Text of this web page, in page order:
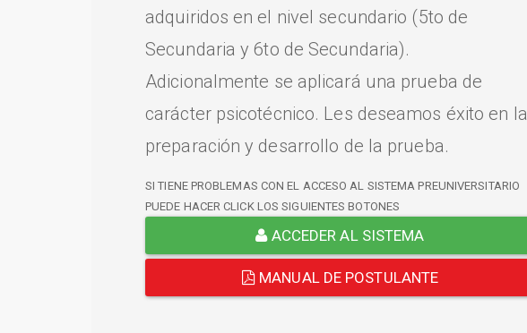
adquiridos en el nivel secundario (5to de
Secundaria y 6to de Secundaria).
Adicionalmente se aplicará una prueba de
carácter psicotécnico. Les deseamos éxito en la
preparación y desarrollo de la prueba.
SI TIENE PROBLEMAS CON EL ACCESO AL SISTEMA PREUNIVERSITARIO
PUEDE HACER CLICK LOS SIGUIENTES BOTONES
ACCEDER AL SISTEMA
MANUAL DE POSTULANTE